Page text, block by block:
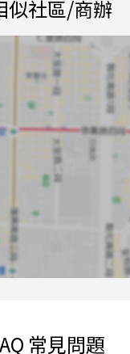
似社區/商辦
常見問題